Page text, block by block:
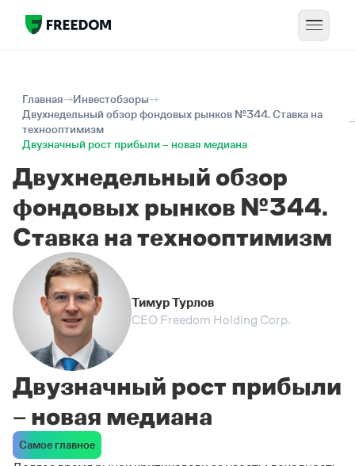
Главная
Инвестобзоры
Двухнедельный обзор фондовых рынков №344. Ставка на
технооптимизм
Двузначный рост прибыли – новая медиана
Двухнедельный обзор
фондовых рынков №344.
Ставка на технооптимизм
Тимур Турлов
CEO Freedom Holding Corp.
Двузначный рост прибыли
– новая медиана
Самое главное